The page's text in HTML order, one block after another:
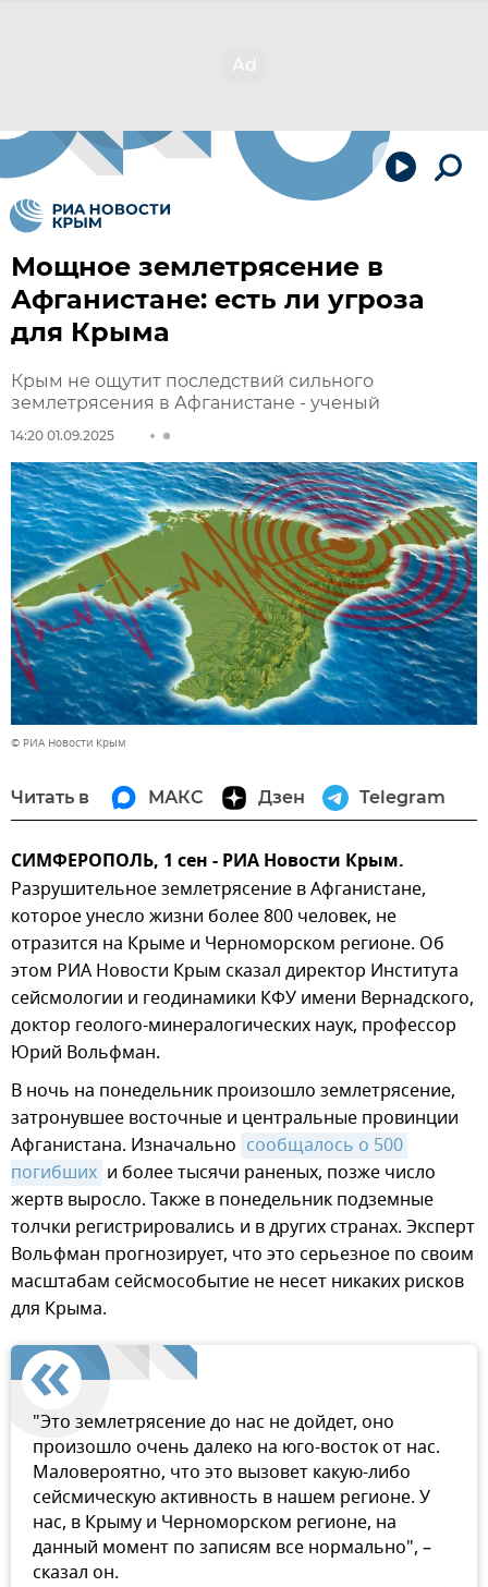
Мощное землетрясение в
Афганистане: есть ли угроза
для Крыма
Крым не ощутит последствий сильного
землетрясения в Афганистане - ученый
14:20 01.09.2025
© РИА Новости Крым
Читать в МАКС Дзен Telegram
СИМФЕРОПОЛЬ, 1 сен - РИА Новости Крым.
Разрушительное землетрясение в Афганистане,
которое унесло жизни более 800 человек, не
отразится на Крыме и Черноморском регионе. Об
этом РИА Новости Крым сказал директор Института
сейсмологии и геодинамики КФУ имени Вернадского,
доктор геолого-минералогических наук, профессор
Юрий Вольфман.
В ночь на понедельник произошло землетрясение,
затронувшее восточные и центральные провинции
Афганистана. Изначально сообщалось о 500
погибших и более тысячи раненых, позже число
жертв выросло. Также в понедельник подземные
толчки регистрировались и в других странах. Эксперт
Вольфман прогнозирует, что это серьезное по своим
масштабам сейсмособытие не несет никаких рисков
для Крыма.
"Это землетрясение до нас не дойдет, оно
произошло очень далеко на юго-восток от нас.
Маловероятно, что это вызовет какую-либо
сейсмическую активность в нашем регионе. У
нас, в Крыму и Черноморском регионе, на
данный момент по записям все нормально", –
сказал он.